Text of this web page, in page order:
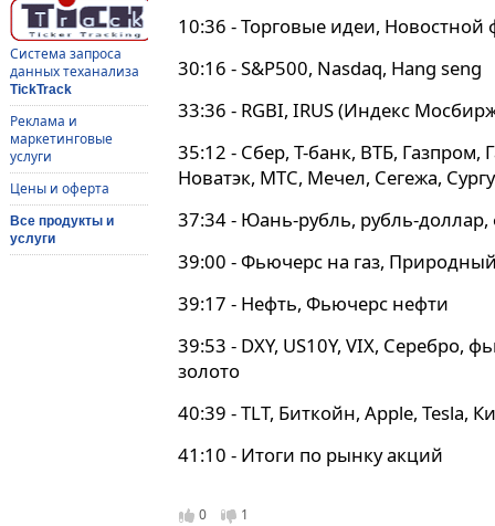
Система запроса
данных теханализа
TickTrack
Реклама и
маркетинговые
услуги
Цены и оферта
Все продукты и
услуги
10:36 - Торговые идеи, Новостной
30:16 - S&P500, Nasdaq, Hang seng
33:36 - RGBI, IRUS (Индекс
35:12 - Сбер, Т-банк, ВТБ,
Новатэк, МТС, Мечел, Сегежа,
37:34 - Юань-рубль, рубль-
39:00 - Фьючерс на газ,
39:17 - Нефть, Фьючерс нефти
39:53 - DXY, US10Y, VIX, Серебро,
золото
40:39 - TLT, Биткойн, Apple, Tesla,
41:10 - Итоги по рынку акций
0 1